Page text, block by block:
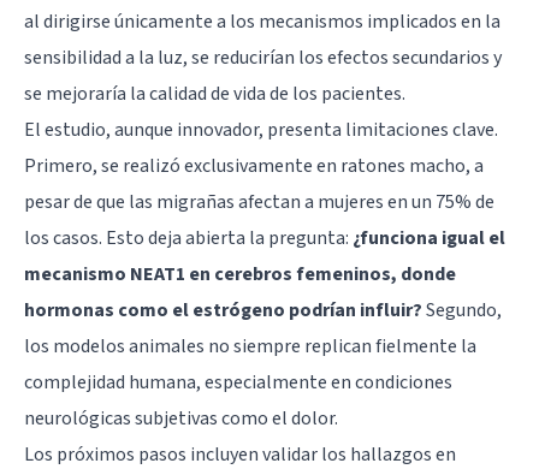
al dirigirse únicamente a los mecanismos implicados en la
sensibilidad a la luz, se reducirían los efectos secundarios y
se mejoraría la calidad de vida de los pacientes.
El estudio, aunque innovador, presenta limitaciones clave.
Primero, se realizó exclusivamente en ratones macho, a
pesar de que las migrañas afectan a mujeres en un 75% de
los casos. Esto deja abierta la pregunta: ¿funciona igual el
mecanismo NEAT1 en cerebros femeninos, donde
hormonas como el estrógeno podrían influir?Segundo,
los modelos animales no siempre replican fielmente la
complejidad humana, especialmente en condiciones
neurológicas subjetivas como el dolor.
Los próximos pasos incluyen validar los hallazgos en